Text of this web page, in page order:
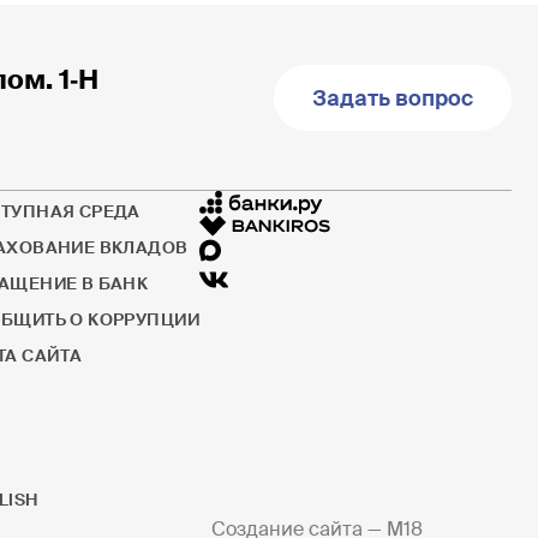
1‐Н
Задать вопрос
СРЕДА
ВКЛАДОВ
В БАНК
О КОРРУПЦИИ
САЙТА
Создание сайта — M18